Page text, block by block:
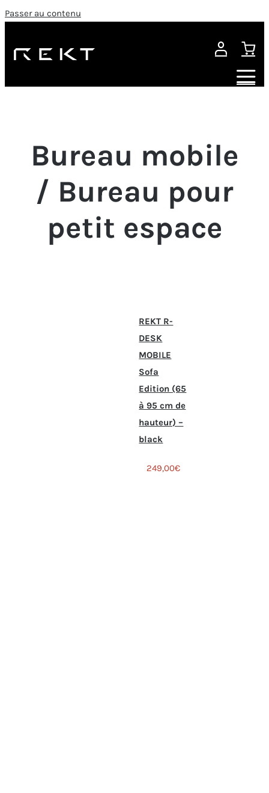
Passer au contenu
Bureau mobile
/ Bureau pour
petit espace
REKT R-
DESK
MOBILE
Sofa
Edition (65
à 95 cm de
hauteur) –
black
249,00€